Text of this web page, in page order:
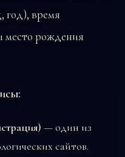
год), время
место рождения
— один из
сайтов.